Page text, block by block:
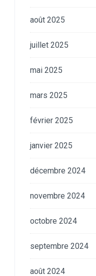
août 2025
juillet 2025
mai 2025
mars 2025
février 2025
janvier 2025
décembre 2024
novembre 2024
octobre 2024
septembre 2024
août 2024